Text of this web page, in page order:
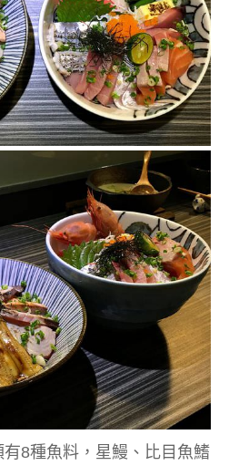
有8種魚料，星鰻、比目魚鰭